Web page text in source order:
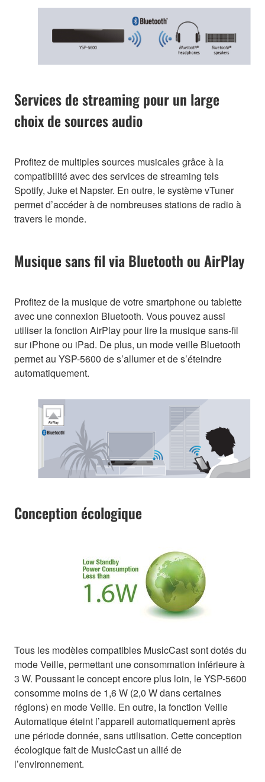
Services de streaming pour un large
choix de sources audio
Profitez de multiples sources musicales grâce à la
compatibilité avec des services de streaming tels
Spotify, Juke et Napster. En outre, le système vTuner
permet d’accéder à de nombreuses stations de radio à
travers le monde.
Musique sans fil via Bluetooth ou AirPlay
Profitez de la musique de votre smartphone ou tablette
avec une connexion Bluetooth. Vous pouvez aussi
utiliser la fonction AirPlay pour lire la musique sans-fil
sur iPhone ou iPad. De plus, un mode veille Bluetooth
permet au YSP-5600 de s’allumer et de s’éteindre
automatiquement.
Conception écologique
Tous les modèles compatibles MusicCast sont dotés du
mode Veille, permettant une consommation inférieure à
3 W. Poussant le concept encore plus loin, le YSP-5600
consomme moins de 1,6 W (2,0 W dans certaines
régions) en mode Veille. En outre, la fonction Veille
Automatique éteint l’appareil automatiquement après
une période donnée, sans utilisation. Cette conception
écologique fait de MusicCast un allié de
l’environnement.